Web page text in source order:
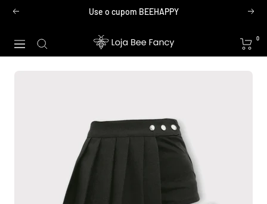
Pular
conteúdo
Anterior Use o cupom BEEHAPPY
Navegação
Loja
Bee
0